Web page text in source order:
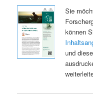
Sie
können
und